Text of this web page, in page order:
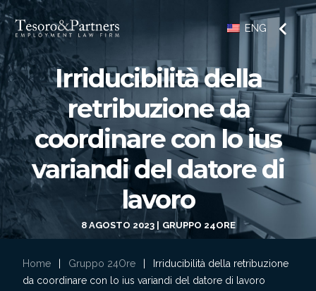
ENG
Irriducibilità della
retribuzione da
coordinare con lo ius
variandi del datore di
lavoro
8 AGOSTO 2023 GRUPPO 24ORE
Home Gruppo 24Ore
Irriducibilità della retribuzione
da coordinare con lo ius variandi del datore di lavoro